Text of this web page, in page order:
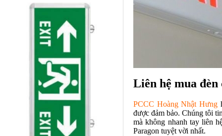
Liên hệ mua đèn
PCCC Hoàng Nhật Hưng
được đảm bảo. Chúng tôi
mà không nhanh tay liên
Paragon tuyệt vời nhất.